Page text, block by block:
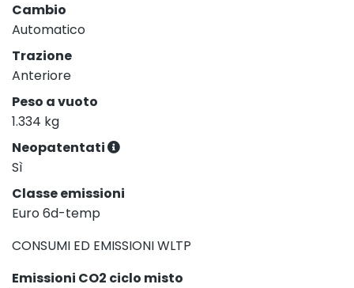
Cambio
Automatico
Trazione
Anteriore
Peso a vuoto
1.334 kg
Neopatentati
Sì
Classe emissioni
Euro 6d-temp
CONSUMI ED EMISSIONI WLTP
Emissioni CO2 ciclo misto